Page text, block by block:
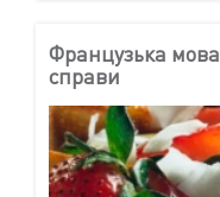
Французька мова
справи